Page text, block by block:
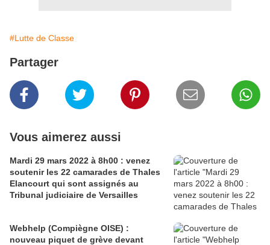
#Lutte de Classe
Partager
Vous aimerez aussi
Mardi 29 mars 2022 à 8h00 : venez
soutenir les 22 camarades de Thales
Elancourt qui sont assignés au
Tribunal judiciaire de Versailles
Webhelp (Compiègne OISE) :
nouveau piquet de grève devant